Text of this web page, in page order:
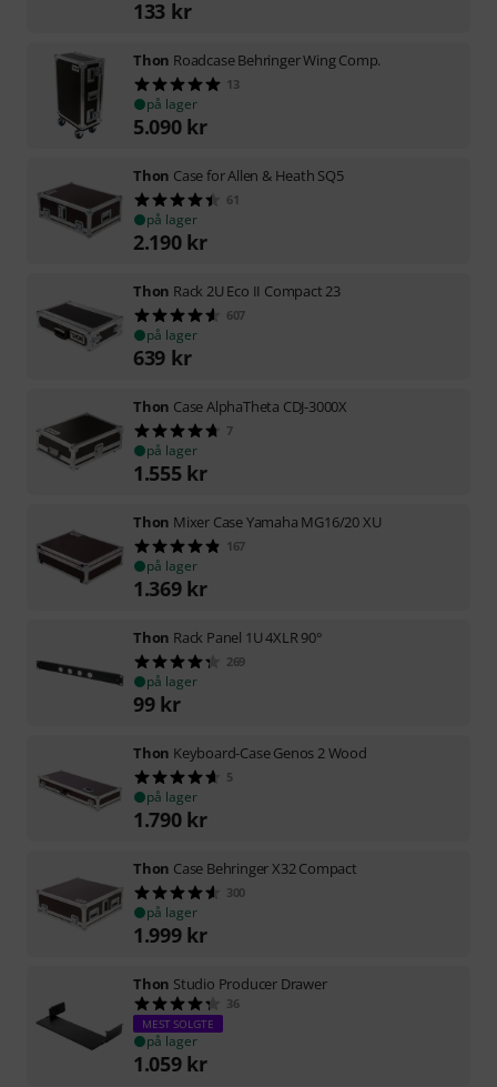
133 kr
Thon Roadcase Behringer Wing Comp.
13
på lager
5.090 kr
Thon Case for Allen & Heath SQ5
61
på lager
2.190 kr
Thon Rack 2U Eco II Compact 23
607
på lager
639 kr
Thon Case AlphaTheta CDJ-3000X
7
på lager
1.555 kr
Thon Mixer Case Yamaha MG16/20 XU
167
på lager
1.369 kr
Thon Rack Panel 1U 4XLR 90°
269
på lager
99 kr
Thon Keyboard-Case Genos 2 Wood
5
på lager
1.790 kr
Thon Case Behringer X32 Compact
300
på lager
1.999 kr
Thon Studio Producer Drawer
36
MEST SOLGTE
på lager
1.059 kr